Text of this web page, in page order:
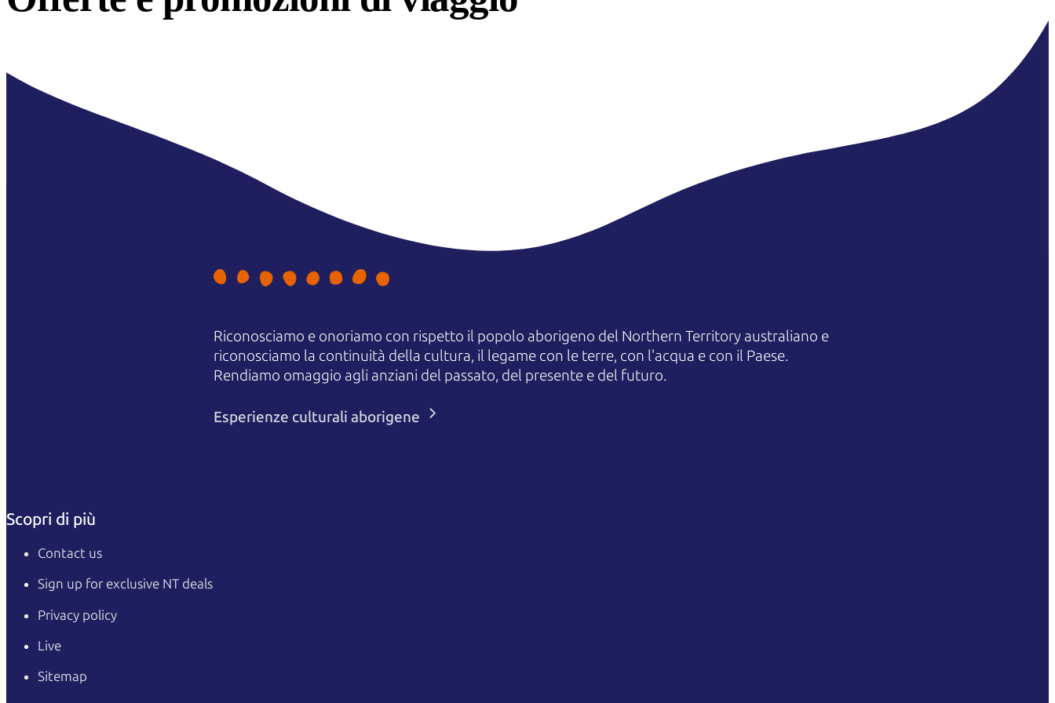
Riconosciamo e onoriamo con rispetto il popolo aborigeno del Northern Territory australiano e
riconosciamo la continuità della cultura, il legame con le terre, con l'acqua e con il Paese.
Rendiamo omaggio agli anziani del passato, del presente e del futuro.
Esperienze culturali aborigene
Scopri di più
Contact us
Sign up for exclusive NT deals
Privacy policy
Live
Sitemap